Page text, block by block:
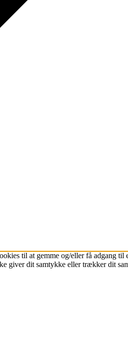
til at gemme og/eller få adgang
dit samtykke eller trækker dit